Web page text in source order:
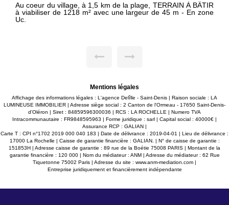
Au coeur du village, à 1,5 km de la plage, TERRAIN À BÂTIR
à viabiliser de 1218 m² avec une largeur de 45 m - En zone
Uc.
Mentions légales
Affichage des informations légales : L'agence Delîlle - Saint-Denis | Raison sociale : LA
LUMINEUSE IMMOBILIER | Adresse siège social : 2 Canton de l'Ormeau - 17650 Saint-Denis-
d'Oléron | Siret : 84859596300036 | RCS : LA ROCHELLE | Numero TVA
Intracommunautaire : FR9848595963 | Forme juridique : sarl | Capital social : 40000€ |
Assurance RCP : GALIAN |
Carte T : CPI n°1702 2019 000 040 183 | Date de délivrance : 2019-04-01 | Lieu de délivrance :
17000 La Rochelle | Caisse de garantie financière : GALIAN. | N° de caisse de garantie :
151853H | Adresse caisse de garantie : 89 rue de la Boétie 75008 PARIS | Montant de la
garantie financière : 120 000 | Nom du médiateur : ANM | Adresse du médiateur : 62 Rue
Tiquetonne 75002 Paris | Adresse du site : www.anm-mediation.com |
Entreprise juridiquement et financièrement indépendante